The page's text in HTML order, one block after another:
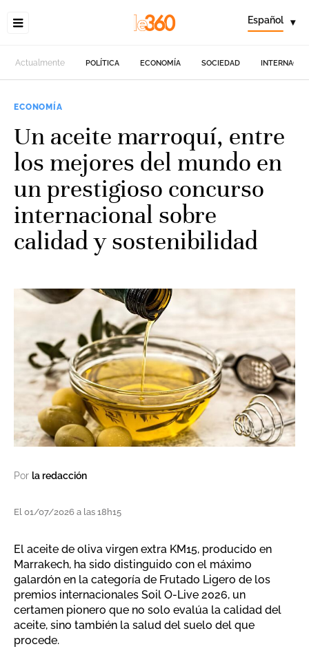
Español ▾
Actualmente POLÍTICA ECONOMÍA SOCIEDAD
ECONOMÍA
Un aceite marroquí, entre
los mejores del mundo en
un prestigioso concurso
internacional sobre
calidad y sostenibilidad
Por la redacción
El 01/07/2026 a las 18h15
El aceite de oliva virgen extra KM15, producido en
Marrakech, ha sido distinguido con el máximo
galardón en la categoría de Frutado Ligero de los
premios internacionales Soil O-Live 2026, un
certamen pionero que no solo evalúa la calidad del
aceite, sino también la salud del suelo del que
procede.